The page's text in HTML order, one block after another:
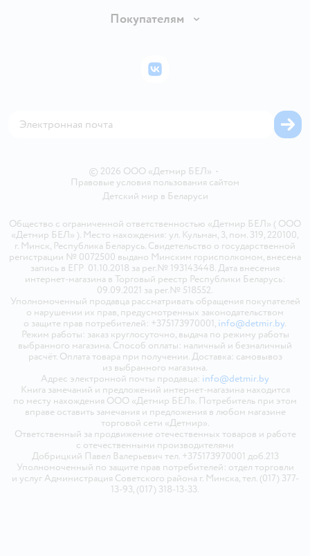
Правила продажи
Политика использования файлов cookie
Вакансии
Покупателям
Бонусные карты
© 2026 ООО «Детмир БЕЛ» •
Правовые условия пользования сайтом
Детский мир в Беларуси
Общество с ограниченной ответственностью «Детмир БЕЛ» ( ООО
«Детмир БЕЛ» ). Место нахождения: ул. Кульман, 3, пом. 319, 220100,
г. Минск, Республика Беларусь. Свидетельство о государственной
регистрации № 0072500 выдано Минским горисполкомом, внесена
запись в ЕГР 01.10.2018 за рег.№ 193143448. Дата внесения
интернет-магазина в Торговый реестр Республики Беларусь:
09.09.2021 за рег.№ 518552.
Уполномоченный продавца рассматривать обращения покупателей
о нарушении их прав, предусмотренных законодательством
о защите прав потребителей: +375173970001, info@detmir.by.
Режим работы: заказ круглосуточно, выдача по режиму работы
выбранного магазина. Способ оплаты: наличный и безналичный
расчёт. Оплата товара при получении. Доставка: самовывоз
из выбранного магазина.
Адрес электронной почты продавца: info@detmir.by
Книга замечаний и предложений интернет-магазина находится
по месту нахождения ООО «Детмир БЕЛ». Потребитель при этом
вправе оставить замечания и предложения в любом магазине
торговой сети «Детмир».
Ответственный за продвижение отечественных товаров и работе
с отечественными производителями
Добрицкий Павел Валерьевич тел. +375173970001 доб.213
Уполномоченный по защите прав потребителей: отдел торговли
и услуг Администрация Советского района г. Минска, тел. (017) 377-
13-93, (017) 318-13-33.
ВКонтакте